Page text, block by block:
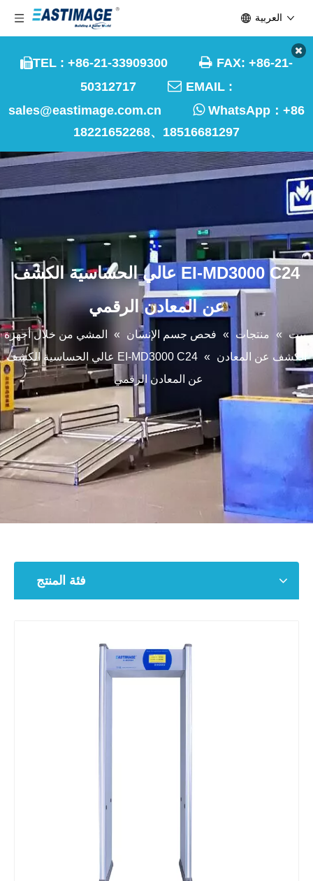
TEL : +86-21-33909300  FAX: +86-21-
50312717  EMAIL :
sales@eastimage.com.cn
WhatsApp： +86
18221652268、18516681297
العربية
EI-MD3000 C24 عالي الحساسية الكشف
عن المعادن الرقمي
بيت » منتجات » فحص جسم الإنسان »
المشي من خلال أجهزة
الكشف عن المعادن
»
EI-MD3000 C24 عالي الحساسية الكشف
عن المعادن الرقمي
فئة المنتج